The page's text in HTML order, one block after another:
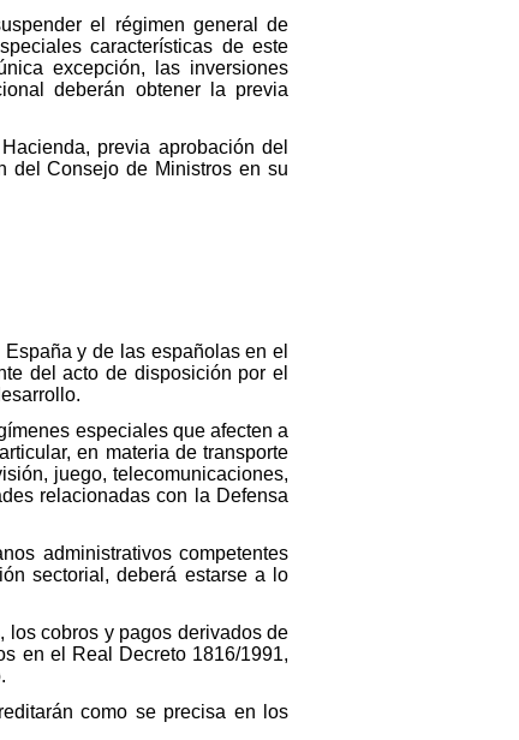
el régimen general de
características de este
excepción, las inversiones
deberán obtener la previa
previa aprobación del
del Consejo de Ministros en su
y de las españolas en el
del acto de disposición por el
especiales que afecten a
en materia de transporte
juego, telecomunicaciones,
relacionadas con la Defensa
administrativos competentes
sectorial, deberá estarse a lo
los cobros y pagos derivados de
en el Real Decreto 1816/1991,
como se precisa en los